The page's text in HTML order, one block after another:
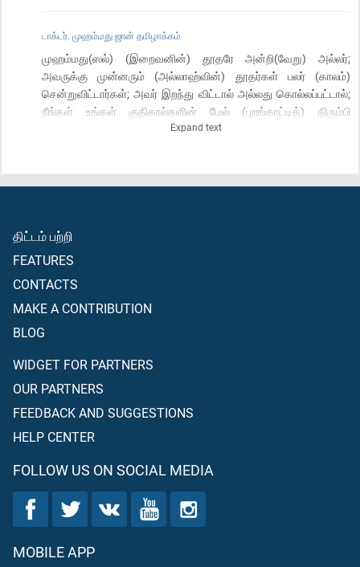
டாக்டர். முஹம்மது ஜான் தமிழாக்கம்
முஹம்மது(ஸல்) (இறைவனின்) தூதரே அன்றி(வேறு) அல்லர்;
அவருக்கு முன்னரும் (அல்லாஹ்வின்) தூதர்கள் பலர் (காலம்)
சென்றுவிட்டார்கள்; அவர் இறந்து விட்டால் அல்லது கொல்லப்பட்டால்;
நீங்கள் உங்கள் குதிகால்களின் மேல் (புறங்காட்டித்) திரும்பி
விடுவீர்களா? அப்படி எவரேனும் தம் குதிகால்கள்மேல் (புறங்காட்டி)
Expand text
திட்டம் பற்றி
FEATURES
CONTACTS
MAKE A CONTRIBUTION
BLOG
WIDGET FOR PARTNERS
OUR PARTNERS
FEEDBACK AND SUGGESTIONS
HELP CENTER
FOLLOW US ON SOCIAL MEDIA
MOBILE APP